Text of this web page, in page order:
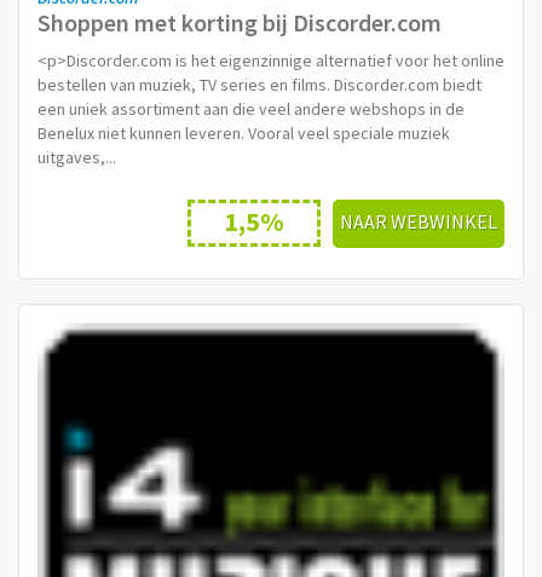
Shoppen met korting bij Discorder.com
<p>Discorder.com is het eigenzinnige alternatief voor het online
bestellen van muziek, TV series en films. Discorder.com biedt
een uniek assortiment aan die veel andere webshops in de
Benelux niet kunnen leveren. Vooral veel speciale muziek
uitgaves,...
NAAR WEBWINKEL
1,5%